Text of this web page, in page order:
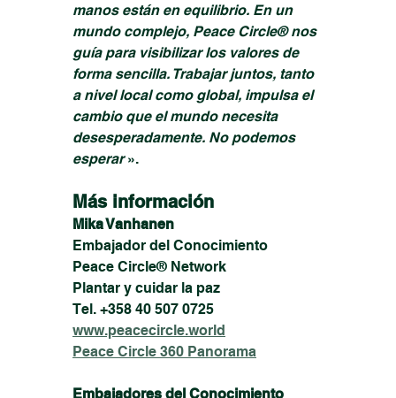
manos están en equilibrio. En un
mundo complejo, Peace Circle® nos
guía para visibilizar los valores de
forma sencilla. Trabajar juntos, tanto
a nivel local como global, impulsa el
cambio que el mundo necesita
desesperadamente. No podemos
esperar ».
Más información
Mika Vanhanen
Embajador del Conocimiento
Peace Circle® Network
Plantar y cuidar la paz
Tel. +358 40 507 0725
www.peacecircle.world
Peace Circle 360 Panorama
Embajadores del Conocimiento